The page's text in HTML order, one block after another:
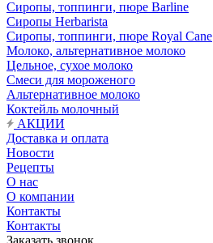
Сиропы, топпинги, пюре Barline
Сиропы Herbarista
Сиропы, топпинги, пюре Royal Cane
Молоко, альтернативное молоко
Цельное, сухое молоко
Смеси для мороженого
Альтернативное молоко
Коктейль молочный
АКЦИИ
Доставка и оплата
Новости
Рецепты
О нас
О компании
Контакты
Контакты
Заказать звонок